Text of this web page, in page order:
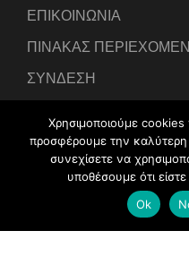
ΕΠΙΚΟΙΝΩΝΙΑ
ΠΙΝΑΚΑΣ
ΣΥΝΔΕΣΗ
Developed by
Χρησιμοποιούμε cookies
προσφέρουμε την καλύτερη
συνεχίσετε να
υποθέσουμε ότι
Ok